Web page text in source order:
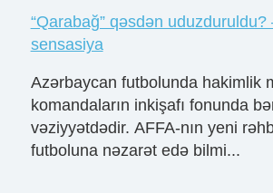
“Qarabağ” qəsdən
sensasiya
Azərbaycan futbolunda hakimlik
komandaların inkişafı fonunda
vəziyyətdədir. AFFA-nın yeni
futboluna nəzarət edə bilmi...